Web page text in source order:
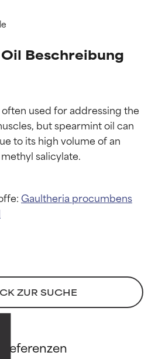
Beschreibung
used for addressing the
but spearmint oil can
to its high volume of an
Gaultheria procumbens
ZUR SUCHE
der
durch
der
durch